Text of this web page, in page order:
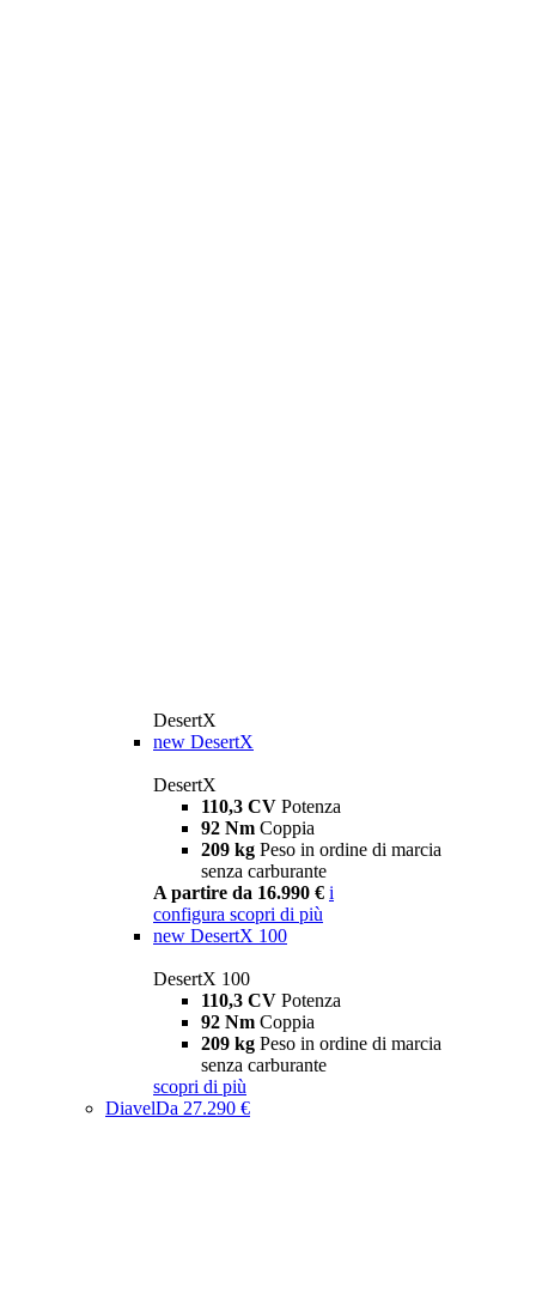
DesertX
new DesertX
DesertX
110,3 CV Potenza
92 Nm Coppia
209 kg Peso in ordine di marcia
senza carburante
A partire da 16.990 € i
configura scopri di più
new DesertX 100
DesertX 100
110,3 CV Potenza
92 Nm Coppia
209 kg Peso in ordine di marcia
senza carburante
scopri di più
DiavelDa 27.290 €